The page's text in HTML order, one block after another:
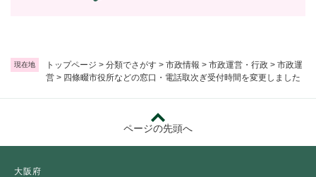
現在地 トップページ > 分類でさがす > 市政情報 > 市政運営・行政 > 市政運
営 > 四條畷市役所などの窓口・電話取次ぎ受付時間を変更しました
ページの先頭へ
大阪府